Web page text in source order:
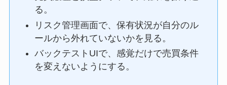
る。
リスク管理画面で、保有状況が自分のル
ールから外れていないかを見る。
バックテストUIで、感覚だけで売買条件
を変えないようにする。